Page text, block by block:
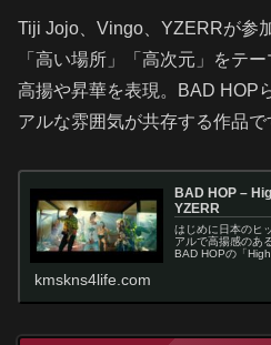
Tiji Jojo、Vingo、YZERRが参加
「高い場所」「高次元」をテ
高揚や昇華を表現。BAD HOP
アルな雰囲気が共存する作品で
BAD HOP –
YZERR
はじめに日本のヒ
アルで高揚感のあ
BAD HOPの「
kmskns4life.com